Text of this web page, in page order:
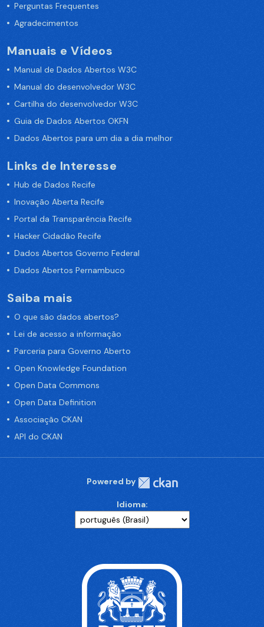
Perguntas Frequentes
Agradecimentos
Manuais e Vídeos
Manual de Dados Abertos W3C
Manual do desenvolvedor W3C
Cartilha do desenvolvedor W3C
Guia de Dados Abertos OKFN
Dados Abertos para um dia a dia melhor
Links de Interesse
Hub de Dados Recife
Inovação Aberta Recife
Portal da Transparência Recife
Hacker Cidadão Recife
Dados Abertos Governo Federal
Dados Abertos Pernambuco
Saiba mais
O que são dados abertos?
Lei de acesso a informação
Parceria para Governo Aberto
Open Knowledge Foundation
Open Data Commons
Open Data Definition
Associação CKAN
API do CKAN
Powered by
Idioma